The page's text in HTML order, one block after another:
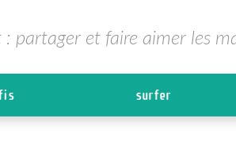
: partager et faire aimer les
surfer